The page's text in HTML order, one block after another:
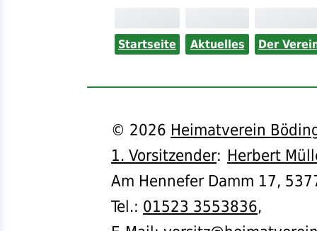
Startseite Aktuelles Der
© 2026 Heimatverein
1. Vorsitzender: Herbert
Am Hennefer Damm 17,
Tel.: 01523 3553836,